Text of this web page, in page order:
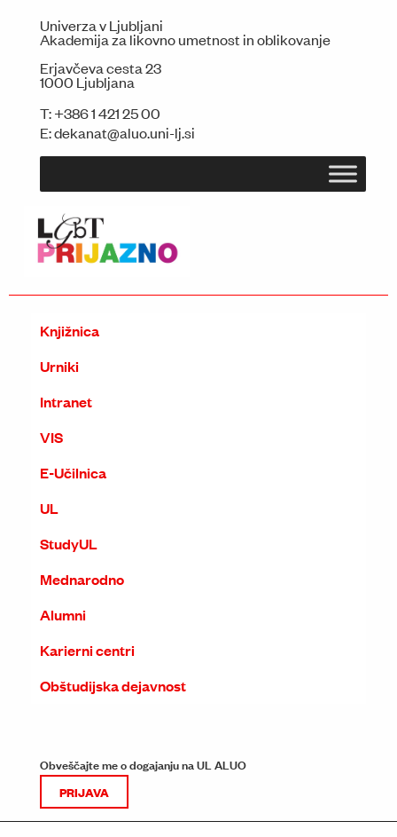
Univerza v Ljubljani
Akademija za likovno umetnost in oblikovanje
Erjavčeva cesta 23
1000 Ljubljana
T:+386 1 421 25 00
E:dekanat@aluo.uni-lj.si
Knjižnica
Urniki
Intranet
VIS
E-Učilnica
UL
StudyUL
Mednarodno
Alumni
Karierni centri
Obštudijska dejavnost
Obveščajte me o dogajanju na UL ALUO
PRIJAVA